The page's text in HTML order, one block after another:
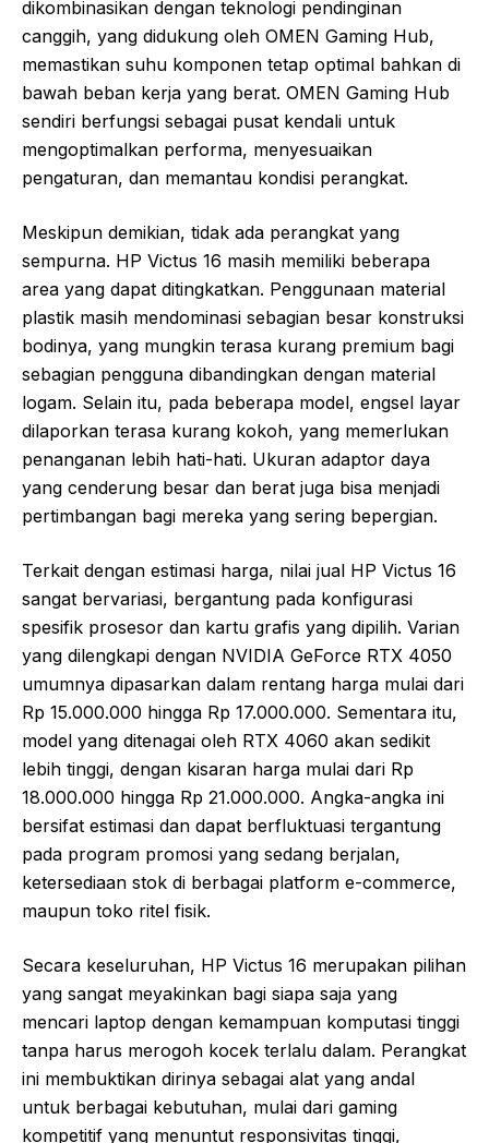
dikombinasikan dengan teknologi pendinginan
canggih, yang didukung oleh OMEN Gaming Hub,
memastikan suhu komponen tetap optimal bahkan di
bawah beban kerja yang berat. OMEN Gaming Hub
sendiri berfungsi sebagai pusat kendali untuk
mengoptimalkan performa, menyesuaikan
pengaturan, dan memantau kondisi perangkat.
Meskipun demikian, tidak ada perangkat yang
sempurna. HP Victus 16 masih memiliki beberapa
area yang dapat ditingkatkan. Penggunaan material
plastik masih mendominasi sebagian besar konstruksi
bodinya, yang mungkin terasa kurang premium bagi
sebagian pengguna dibandingkan dengan material
logam. Selain itu, pada beberapa model, engsel layar
dilaporkan terasa kurang kokoh, yang memerlukan
penanganan lebih hati-hati. Ukuran adaptor daya
yang cenderung besar dan berat juga bisa menjadi
pertimbangan bagi mereka yang sering bepergian.
Terkait dengan estimasi harga, nilai jual HP Victus 16
sangat bervariasi, bergantung pada konfigurasi
spesifik prosesor dan kartu grafis yang dipilih. Varian
yang dilengkapi dengan NVIDIA GeForce RTX 4050
umumnya dipasarkan dalam rentang harga mulai dari
Rp 15.000.000 hingga Rp 17.000.000. Sementara itu,
model yang ditenagai oleh RTX 4060 akan sedikit
lebih tinggi, dengan kisaran harga mulai dari Rp
18.000.000 hingga Rp 21.000.000. Angka-angka ini
bersifat estimasi dan dapat berfluktuasi tergantung
pada program promosi yang sedang berjalan,
ketersediaan stok di berbagai platform e-commerce,
maupun toko ritel fisik.
Secara keseluruhan, HP Victus 16 merupakan pilihan
yang sangat meyakinkan bagi siapa saja yang
mencari laptop dengan kemampuan komputasi tinggi
tanpa harus merogoh kocek terlalu dalam. Perangkat
ini membuktikan dirinya sebagai alat yang andal
untuk berbagai kebutuhan, mulai dari gaming
kompetitif yang menuntut responsivitas tinggi,